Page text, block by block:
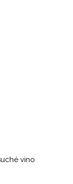
vino